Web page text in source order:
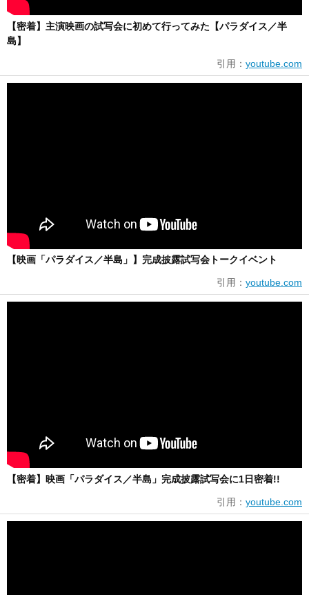
【密着】主演映画の試写会に初めて行ってみた【パラダイス／半
島】
引用： youtube.com
【映画「パラダイス／半島」】完成披露試写会トークイベント
引用： youtube.com
【密着】映画「パラダイス／半島」完成披露試写会に1日密着!!
引用： youtube.com